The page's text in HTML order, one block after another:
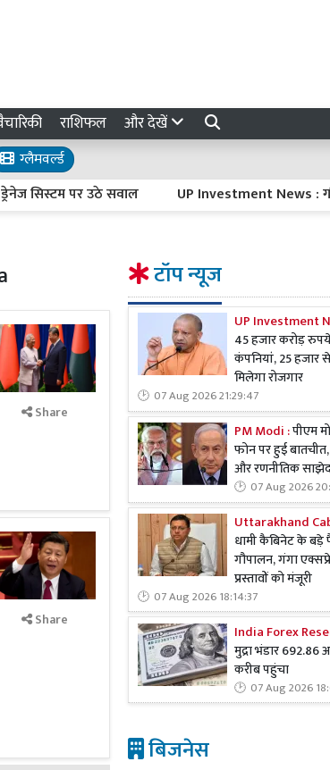
राशिफल और देखें
ग्लैमवर्ल्ड
पर उठे सवाल UP Investment News :
Share
Share
टॉप न्यूज
UP Investment
45 हजार करोड़
कंपनियां, 25
मिलेगा रोजगार
07 Aug 2026 21:29:47
PM Modi :पीएम
फोन पर हुई
और रणनीतिक
07 Aug 2026
Uttarakhand
धामी कैबिनेट के बड़े
गौपालन, गंगा
प्रस्तावों को मंजूरी
07 Aug 2026 18:14:37
India Forex
मुद्रा भंडार 692.86
करीब पहुंचा
07 Aug 2026
बिजनेस